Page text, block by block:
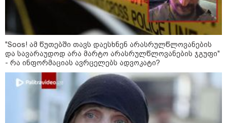
22:28 / 07-08-2026
სად იზღუდება მოძრაობა -
თბილისის მერია ინფორმაციას
ავრცელებს
21:30 / 07-08-2026
თბილისში, ლოზუნგით
„გვახსოვს გმირები, გვახსოვს
"Soos! ამ წუთებში თავს დაესხნენ არასრულწლოვანების
და სავარაუდოდ არა მარტო არასრულწლოვანების ჯგუფი"
- რა ინფორმაციას ავრცელებს ადვოკატი?